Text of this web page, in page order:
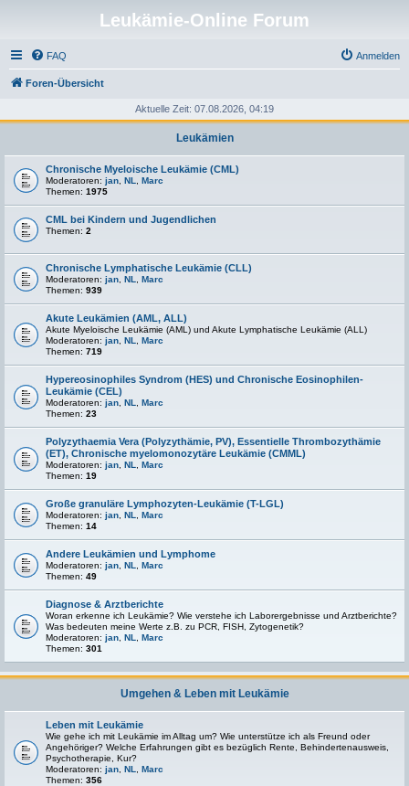
Leukämie-Online Forum
FAQ Anmelden
Foren-Übersicht
Aktuelle Zeit: 07.08.2026, 04:19
Leukämien
Chronische Myeloische Leukämie (CML)
Moderatoren: jan NL
Marc
Themen: 1975
CML bei Kindern und Jugendlichen
Themen: 2
Chronische Lymphatische Leukämie (CLL)
Moderatoren: jan NL
Marc
Themen: 939
Akute Leukämien (AML, ALL)
Akute Myeloische Leukämie (AML) und Akute Lymphatische Leukämie (ALL)
Moderatoren: jan NL
Marc
Themen: 719
Hypereosinophiles Syndrom (HES) und Chronische Eosinophilen-
Leukämie (CEL)
Moderatoren: jan NL
Marc
Themen: 23
Polyzythaemia Vera (Polyzythämie, PV), Essentielle Thrombozythämie
(ET), Chronische myelomonozytäre Leukämie (CMML)
Moderatoren: jan NL
Marc
Themen: 19
Große granuläre Lymphozyten-Leukämie (T-LGL)
Moderatoren: jan NL
Marc
Themen: 14
Andere Leukämien und Lymphome
Moderatoren: jan NL
Marc
Themen: 49
Diagnose & Arztberichte
Woran erkenne ich Leukämie? Wie verstehe ich Laborergebnisse und Arztberichte?
Was bedeuten meine Werte z.B. zu PCR, FISH, Zytogenetik?
Moderatoren: jan NL
Marc
Themen: 301
Umgehen & Leben mit Leukämie
Leben mit Leukämie
Wie gehe ich mit Leukämie im Alltag um? Wie unterstütze ich als Freund oder
Angehöriger? Welche Erfahrungen gibt es bezüglich Rente, Behindertenausweis,
Psychotherapie, Kur?
Moderatoren: jan NL
Marc
Themen: 356